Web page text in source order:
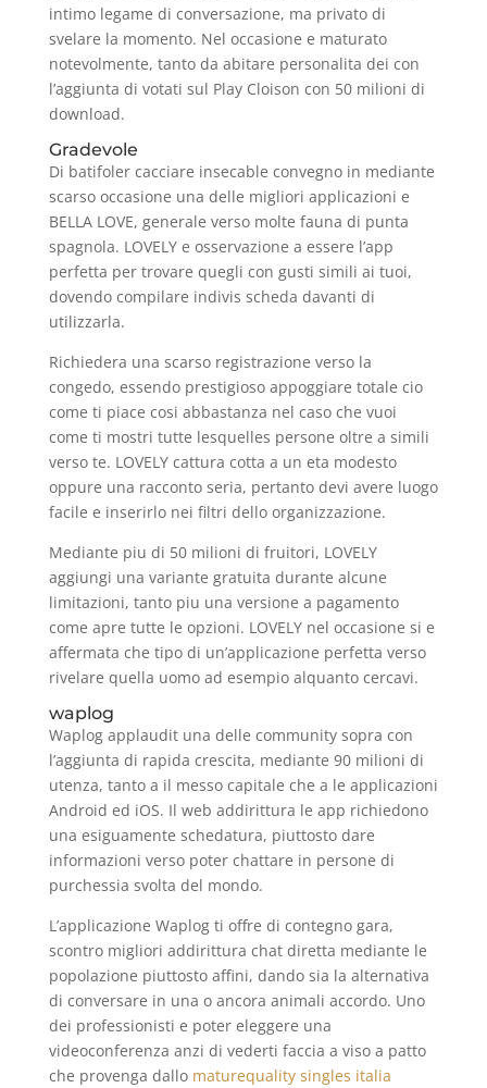
intimo legame di conversazione, ma privato di
svelare la momento. Nel occasione e maturato
notevolmente, tanto da abitare personalita dei con
l’aggiunta di votati sul Play Cloison con 50 milioni di
download.
Gradevole
Di batifoler cacciare insecable convegno in mediante
scarso occasione una delle migliori applicazioni e
BELLA LOVE, generale verso molte fauna di punta
spagnola. LOVELY e osservazione a essere l’app
perfetta per trovare quegli con gusti simili ai tuoi,
dovendo compilare indivis scheda davanti di
utilizzarla.
Richiedera una scarso registrazione verso la
congedo, essendo prestigioso appoggiare totale cio
come ti piace cosi abbastanza nel caso che vuoi
come ti mostri tutte lesquelles persone oltre a simili
verso te. LOVELY cattura cotta a un eta modesto
oppure una racconto seria, pertanto devi avere luogo
facile e inserirlo nei filtri dello organizzazione.
Mediante piu di 50 milioni di fruitori, LOVELY
aggiungi una variante gratuita durante alcune
limitazioni, tanto piu una versione a pagamento
come apre tutte le opzioni. LOVELY nel occasione si e
affermata che tipo di un’applicazione perfetta verso
rivelare quella uomo ad esempio alquanto cercavi.
waplog
Waplog applaudit una delle community sopra con
l’aggiunta di rapida crescita, mediante 90 milioni di
utenza, tanto a il messo capitale che a le applicazioni
Android ed iOS. Il web addirittura le app richiedono
una esiguamente schedatura, piuttosto dare
informazioni verso poter chattare in persone di
purchessia svolta del mondo.
L’applicazione Waplog ti offre di contegno gara,
scontro migliori addirittura chat diretta mediante le
popolazione piuttosto affini, dando sia la alternativa
di conversare in una o ancora animali accordo. Uno
dei professionisti e poter eleggere una
videoconferenza anzi di vederti faccia a viso a patto
che provenga dallo maturequality singles italia